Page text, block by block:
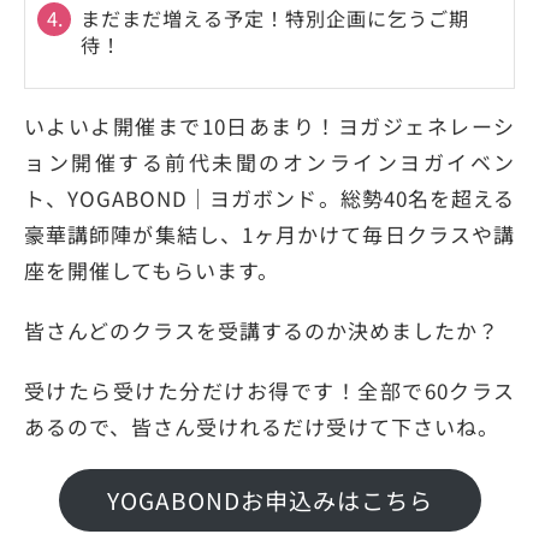
4.
まだまだ増える予定！特別企画に乞うご期
待！
いよいよ開催まで10日あまり！ヨガジェネレーシ
ョン開催する前代未聞のオンラインヨガイベン
ト、YOGABOND｜ヨガボンド。総勢40名を超える
豪華講師陣が集結し、1ヶ月かけて毎日クラスや講
座を開催してもらいます。
皆さんどのクラスを受講するのか決めましたか？
受けたら受けた分だけお得です！全部で60クラス
あるので、皆さん受けれるだけ受けて下さいね。
YOGABONDお申込みはこちら